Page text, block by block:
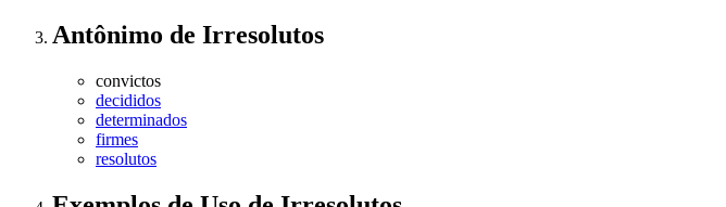
Antônimo de Irresolutos
convictos
decididos
determinados
firmes
resolutos